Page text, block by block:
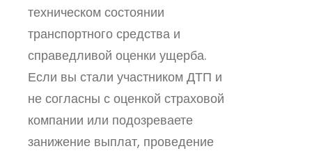
техническом состоянии
транспортного средства и
справедливой оценки ущерба.
Если вы стали участником ДТП и
не согласны с оценкой страховой
компании или подозреваете
занижение выплат, проведение